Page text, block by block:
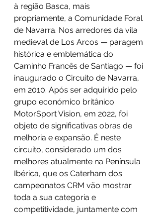
à região Basca, mais
propriamente, a Comunidade Foral
de Navarra. Nos arredores da vila
medieval de Los Arcos — paragem
histórica e emblemática do
Caminho Francês de Santiago — foi
inaugurado o Circuito de Navarra,
em 2010. Após ser adquirido pelo
grupo económico britânico
MotorSport Vision, em 2022, foi
objeto de significativas obras de
melhoria e expansão. É neste
circuito, considerado um dos
melhores atualmente na Península
Ibérica, que os Caterham dos
campeonatos CRM vão mostrar
toda a sua categoria e
competitividade, juntamente com